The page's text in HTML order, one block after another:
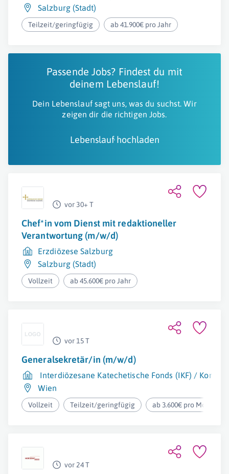
Salzburg (Stadt)
Teilzeit/geringfügig ab 41.900€ pro Jahr
Passende Jobs? Findest du mit
deinem Lebenslauf!
Dein Lebenslauf sagt uns, was du suchst. Wir
zeigen dir die richtigen Jobs.
Lebenslauf hochladen
vor 30+ T
Chef*in vom Dienst mit redaktioneller
Verantwortung (m/w/d)
Erzdiözese Salzburg
Salzburg (Stadt)
Vollzeit ab 45.600€ pro Jahr
vor 15 T
Generalsekretär/in (m/w/d)
Interdiözesane Katechetische Fonds (IKF) /
Wien
Vollzeit Teilzeit/geringfügig ab 3.600€ pro Monat
vor 24 T